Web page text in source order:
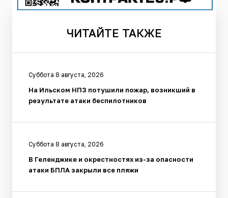
ЧИТАЙТЕ ТАКЖЕ
Суббота 8 августа, 2026
На Ильском НПЗ потушили пожар, возникший в
результате атаки беспилотников
Суббота 8 августа, 2026
В Геленджике и окрестностях из-за опасности
атаки БПЛА закрыли все пляжи